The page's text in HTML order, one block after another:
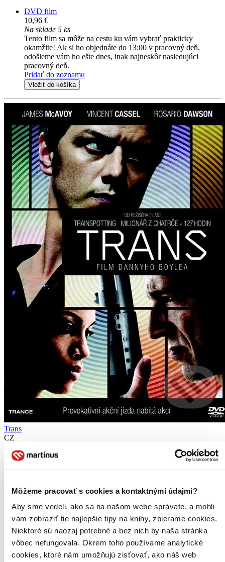
Môžeme pracovať s cookies a kontaktnými údajmi?
Aby sme vedeli, ako sa na našom webe správate, a mohli
vám zobraziť tie najlepšie tipy na knihy, zbierame cookies.
Niektoré sú naozaj potrebné a bez nich by naša stránka
vôbec nefungovala. Okrem toho používame analytické
cookies, ktoré nám umožňujú zisťovať, ako náš web
DVD film
10,96 €
Na sklade 5 ks
Tento film sa môže na cestu ku vám vybrať prakticky
okamžite! Ak si ho objednáte do 13:00 v pracovný deň,
odošleme vám ho ešte dnes, inak najneskôr nasledujúci
pracovný deň.
Pridať do zoznamu
Vložiť do košíka
Trans
CZ
James McAvoy
Rosario Dawson
Sam Creed
Držitel Ceny Akademie® režisér Danny Boyle* (Milionář z chatrče)
uvádí “vzrušující filmový hlavolam” (New York Post)...
DVD film
9,35 €